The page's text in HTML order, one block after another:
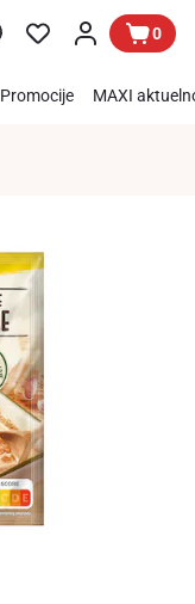
0
Promocije MAXI